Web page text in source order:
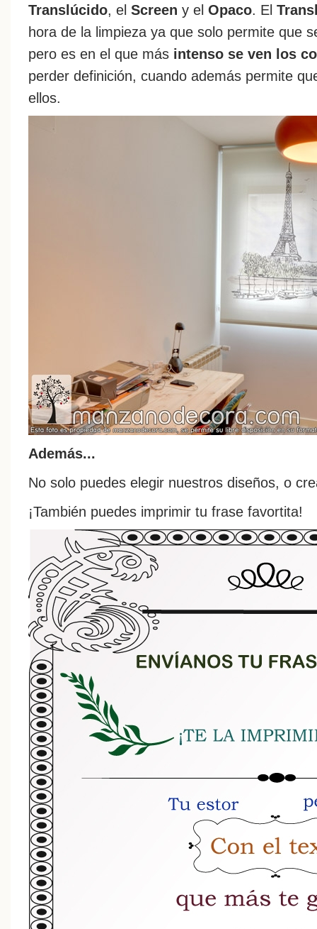
Translúcido, el Screen y el Opaco. El
hora de la limpieza ya que solo permite que
pero es en el que más intenso se ven los
perder definición, cuando además permite
ellos.
Además...
No solo puedes elegir nuestros diseños, o
¡También puedes imprimir tu frase favortita!